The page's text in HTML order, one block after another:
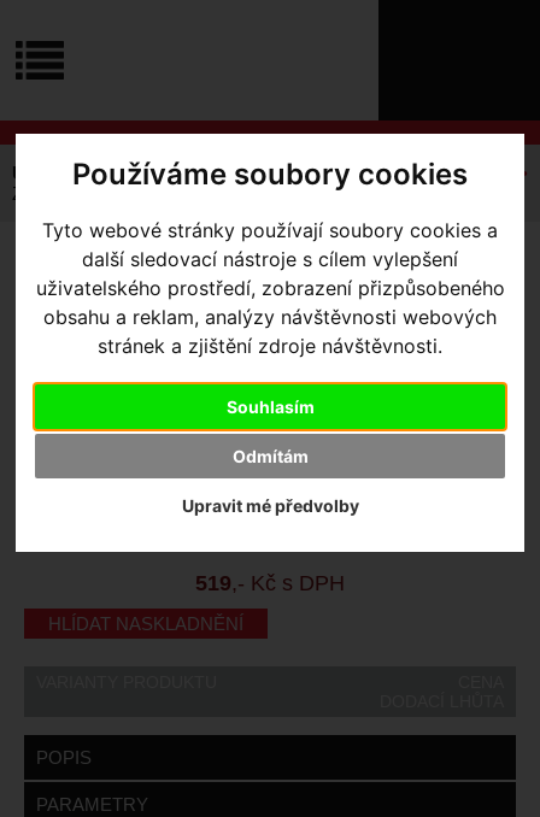
Používáme soubory cookies
Tyto webové stránky používají soubory cookies a
další sledovací nástroje s cílem vylepšení
uživatelského prostředí, zobrazení přizpůsobeného
obsahu a reklam, analýzy návštěvnosti webových
stránek a zjištění zdroje návštěvnosti.
Souhlasím
Odmítám
Upravit mé předvolby
O
NÁKUPU
REGISTRACE
ZTRATILI
Úvodní strana Výbava pro kolo Košíky
Zee Cage
Zee Cage II - Left
ZEE CAGE II - LEFT- MATTE
BLK/MONGRN
Ne
kontaktujte nás
519,- Kč s DPH
HLÍDAT NASKLADNĚNÍ
POPIS
PARAMETRY